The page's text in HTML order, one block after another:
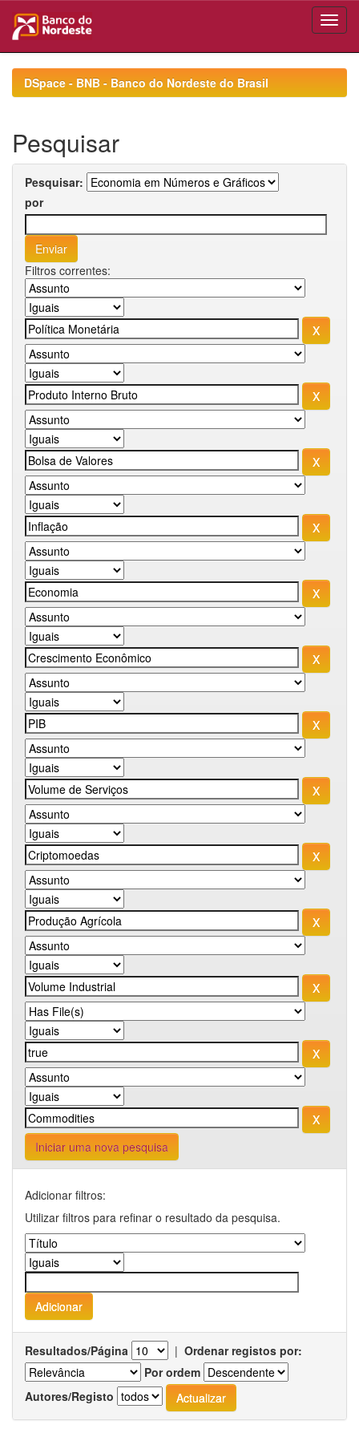
navigationDSpace - BNB - Banco do Nordeste do Brasil
Pesquisar
Pesquisar:
por
Filtros correntes:
Iniciar uma nova pesquisa
Adicionar filtros:
Utilizar filtros para refinar o resultado da pesquisa.
Resultados/Página | Ordenar registos por:
Por ordem
Autores/Registo